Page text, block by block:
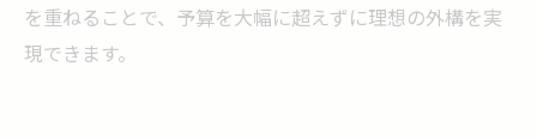
を重ねることで、予算を大幅に超えずに理想の外構を実
現できます。